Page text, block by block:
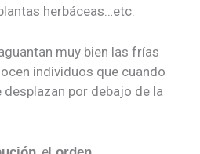
herbáceas…etc.
muy bien las frías
individuos que cuando
desplazan por debajo de la